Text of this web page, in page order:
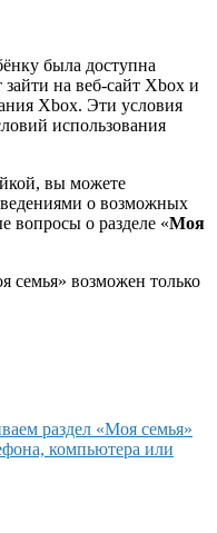
была доступна
на веб-сайт Xbox и
Xbox. Эти условия
использования
вы можете
о возможных
вопросы о разделе «Моя
семья» возможен только
раздел «Моя семья»
компьютера или